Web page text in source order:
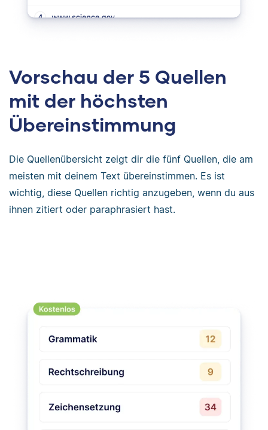
Vorschau der 5 Quellen
mit der höchsten
Übereinstimmung
Die Quellenübersicht zeigt dir die fünf Quellen, die am
meisten mit deinem Text übereinstimmen. Es ist
wichtig, diese Quellen richtig anzugeben, wenn du aus
ihnen zitiert oder paraphrasiert hast.